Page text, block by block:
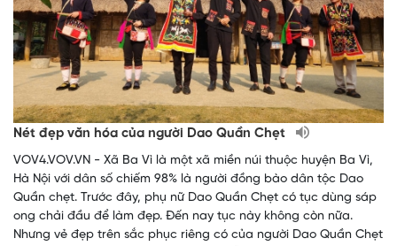
Nét đẹp văn hóa của người Dao Quần Chẹt
VOV4.VOV.VN - Xã Ba Vì là một xã miền núi thuộc huyện Ba Vì,
Hà Nội với dân số chiếm 98% là người đồng bào dân tộc Dao
Quần chẹt. Trước đây, phụ nữ Dao Quần Chẹt có tục dùng sáp
ong chải đầu để làm đẹp. Đến nay tục này không còn nữa.
Nhưng vẻ đẹp trên sắc phục riêng có của người Dao Quần Chẹt